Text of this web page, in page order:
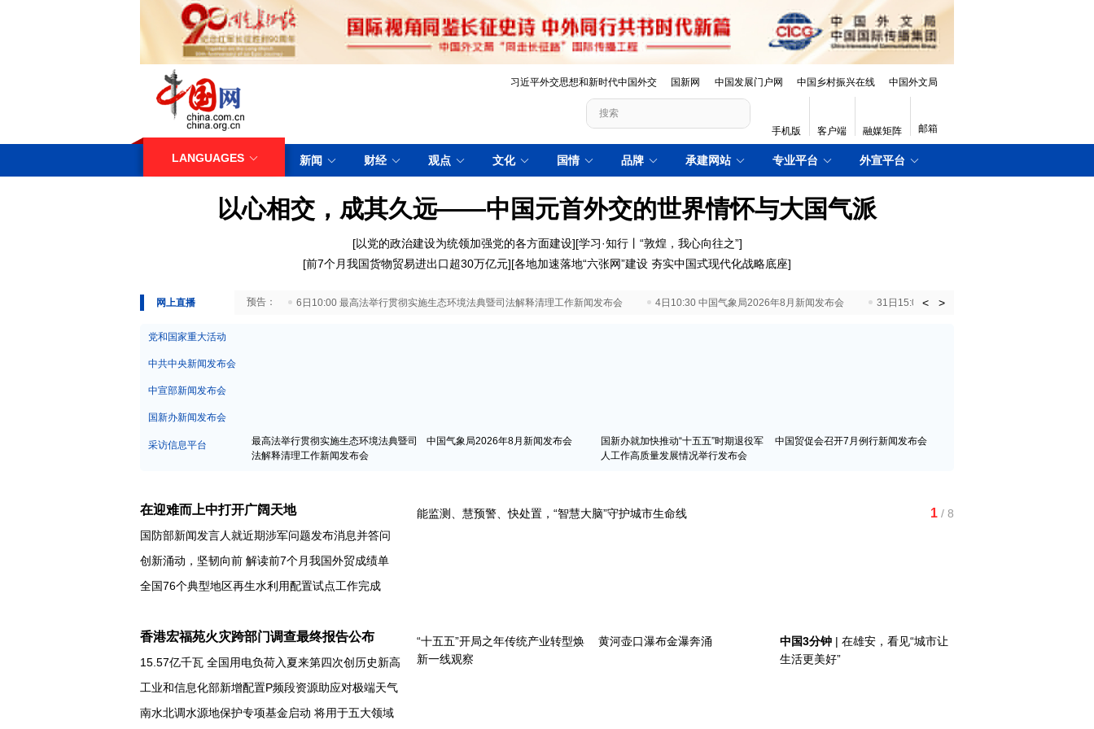
习近平外交思想和新时代中国外交 国新网 中国发展门户网 中国乡村振兴在线 中国外文局
手机版 客户端 融媒矩阵 邮箱
LANGUAGES 新闻 财经 观点 文化 国情 品牌 承建网站 专业平台 外宣平台
以心相交，成其久远——中国元首外交的世界情怀与大国气派
[以党的政治建设为统领加强党的各方面建设][学习·知行丨“敦煌，我心向往之”]
[前7个月我国货物贸易进出口超30万亿元][各地加速落地“六张网”建设 夯实中国式现代化战略底座]
网上直播
29日10:00 国务院台湾事务办公室7月29日举行新闻发布会 6日10:00 最高法举行贯彻实施生态环境法典暨司法解释清理工作新闻发布会 4日10:30 中国气象局2026年8月新闻发布会 31日15:00 国新办就加快推动“十五五”时期退役
< >
党和国家重大活动
中共中央新闻发布会
中宣部新闻发布会
国新办新闻发布会
采访信息平台
最高法举行贯彻实施生态环境法典暨司
法解释清理工作新闻发布会
中国气象局2026年8月新闻发布会
国新办就加快推动“十五五”时期退役军
人工作高质量发展情况举行发布会
中国贸促会召开7月例行新闻发布会
在迎难而上中打开广阔天地
国防部新闻发言人就近期涉军问题发布消息并答问
创新涌动，坚韧向前 解读前7个月我国外贸成绩单
全国76个典型地区再生水利用配置试点工作完成
香港宏福苑火灾跨部门调查最终报告公布
15.57亿千瓦 全国用电负荷入夏来第四次创历史新高
工业和信息化部新增配置P频段资源助应对极端天气